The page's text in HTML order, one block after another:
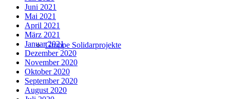
Gruppe Solidarprojekte
Juni 2021
Mai 2021
April 2021
März 2021
Januar 2021
Dezember 2020
November 2020
Oktober 2020
September 2020
August 2020